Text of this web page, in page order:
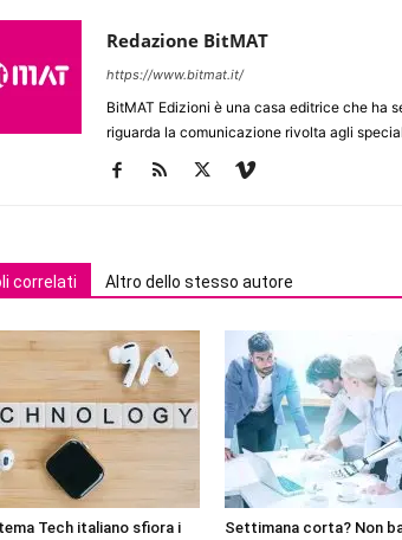
Redazione BitMAT
https://www.bitmat.it/
BitMAT Edizioni è una casa editrice che ha
riguarda la comunicazione rivolta agli
correlati Altro dello stesso autore
Tech italiano sfiora i
Settimana corta? Non